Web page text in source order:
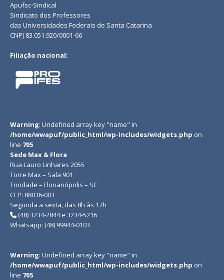
Apufsc-Sindical
Sindicato dos Professores
das Universidades Federais de Santa Catarina
CNPJ 83.051.920/0001-66
Filiação nacional:
Warning: Undefined array key "name" in
/home/wwapuf/public_html/wp-includes/widgets.php on
line 705
Sede Max & Flora
Rua Lauro Linhares 2055
Torre Max – Sala 901
Trindade – Florianópolis – SC
CEP: 88036-003
Segunda a sexta, das 8h às 17h
(48) 3234-2844 e 3234-5216
Whatsapp: (48) 99944-0103
Warning: Undefined array key "name" in
/home/wwapuf/public_html/wp-includes/widgets.php on
line 705